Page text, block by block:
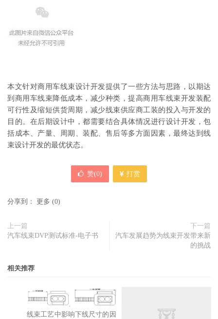
本文针对商用车线束设计开发提供了一些方法与思路，以期达
到商用车线束降低成本，减少种类，提高商用车线束开发装配
可行性及缩短供货周期，减少线束供应商工装的投入与开发的
目的。在后期设计中，都需要结合具体情况进行设计开发，包
括成本、产量、周期、装配、售后等多方面因素，最终达到线
束设计开发的最优状态。
赞(0) 打赏
分享到： 更多 (0)
上一篇
汽车线束DVP测试标准-电子书
下一篇
汽车发展趋势为线束开发带来新
的挑战
相关推荐
线束工艺中影响下线尺寸的因